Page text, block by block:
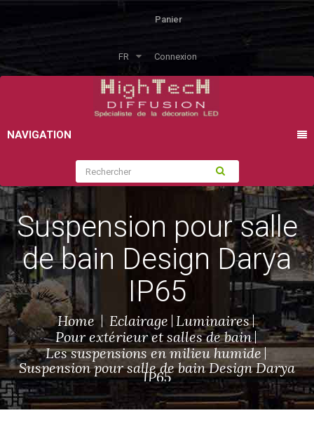
Panier
FR Connexion
NAVIGATION
Suspension pour salle
de bain Design Darya
IP65
Home Eclairage Luminaires
Pour extérieur et salles de bain
Les suspensions en milieu humide
Suspension pour salle de bain Design Darya
IP65